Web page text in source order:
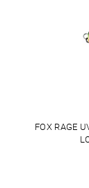
FOX RAGE